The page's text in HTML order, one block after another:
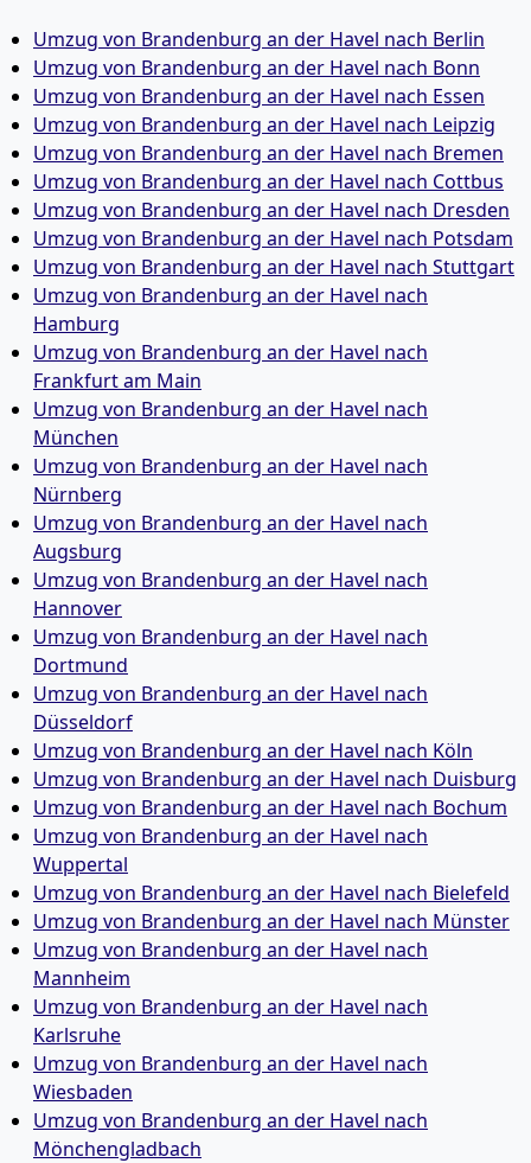
Umzug von Brandenburg an der Havel nach Berlin
Umzug von Brandenburg an der Havel nach Bonn
Umzug von Brandenburg an der Havel nach Essen
Umzug von Brandenburg an der Havel nach Leipzig
Umzug von Brandenburg an der Havel nach Bremen
Umzug von Brandenburg an der Havel nach Cottbus
Umzug von Brandenburg an der Havel nach Dresden
Umzug von Brandenburg an der Havel nach Potsdam
Umzug von Brandenburg an der Havel nach Stuttgart
Umzug von Brandenburg an der Havel nach
Hamburg
Umzug von Brandenburg an der Havel nach
Frankfurt am Main
Umzug von Brandenburg an der Havel nach
München
Umzug von Brandenburg an der Havel nach
Nürnberg
Umzug von Brandenburg an der Havel nach
Augsburg
Umzug von Brandenburg an der Havel nach
Hannover
Umzug von Brandenburg an der Havel nach
Dortmund
Umzug von Brandenburg an der Havel nach
Düsseldorf
Umzug von Brandenburg an der Havel nach Köln
Umzug von Brandenburg an der Havel nach Duisburg
Umzug von Brandenburg an der Havel nach Bochum
Umzug von Brandenburg an der Havel nach
Wuppertal
Umzug von Brandenburg an der Havel nach Bielefeld
Umzug von Brandenburg an der Havel nach Münster
Umzug von Brandenburg an der Havel nach
Mannheim
Umzug von Brandenburg an der Havel nach
Karlsruhe
Umzug von Brandenburg an der Havel nach
Wiesbaden
Umzug von Brandenburg an der Havel nach
Mönchen­gladbach